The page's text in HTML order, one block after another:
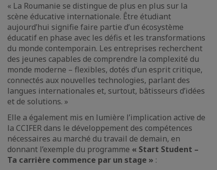
« La Roumanie se distingue de plus en plus sur la
scène éducative internationale. Être étudiant
aujourd’hui signifie faire partie d’un écosystème
éducatif en phase avec les défis et les transformations
du monde contemporain. Les entreprises recherchent
des jeunes capables de comprendre la complexité du
monde moderne – flexibles, dotés d’un esprit critique,
connectés aux nouvelles technologies, parlant des
langues internationales et, surtout, bâtisseurs d’idées
et de solutions. »
Elle a également mis en lumière l’implication active de
la CCIFER dans le développement des compétences
nécessaires au marché du travail de demain, en
donnant l’exemple du programme « Start Student –
Ta carrière commence par un stage » :